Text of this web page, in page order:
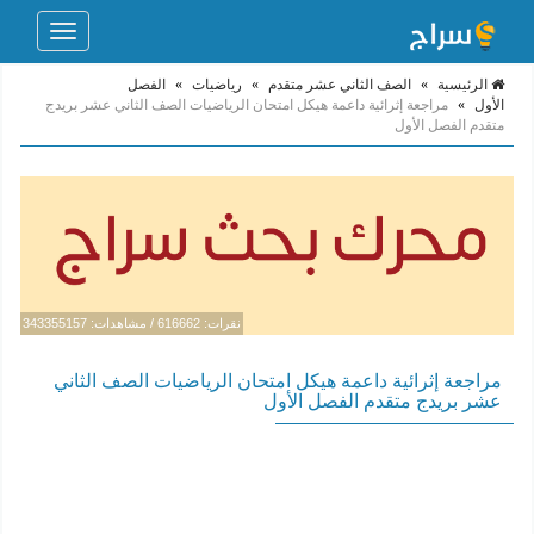
Toggle
الرئيسية » الصف الثاني عشر متقدم » رياضيات »
الفصل
الأول » مراجعة إثرائية داعمة هيكل امتحان الرياضيات الصف الثاني عشر بريدج
متقدم الفصل الأول
نقرات: 616662 / مشاهدات: 343355157
مراجعة إثرائية داعمة هيكل امتحان الرياضيات الصف الثاني
عشر بريدج متقدم الفصل الأول